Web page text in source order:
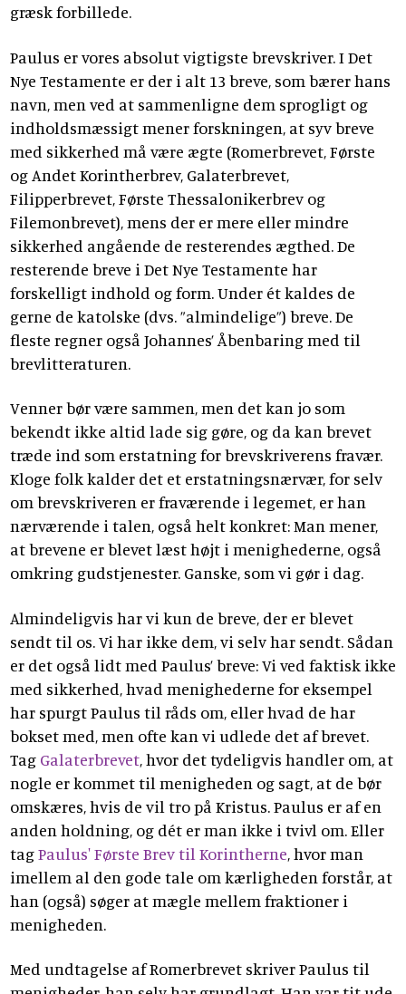
græsk forbillede.
Paulus er vores absolut vigtigste brevskriver. I Det
Nye Testamente er der i alt 13 breve, som bærer hans
navn, men ved at sammenligne dem sprogligt og
indholdsmæssigt mener forskningen, at syv breve
med sikkerhed må være ægte (Romerbrevet, Første
og Andet Korintherbrev, Galaterbrevet,
Filipperbrevet, Første Thessalonikerbrev og
Filemonbrevet), mens der er mere eller mindre
sikkerhed angående de resterendes ægthed. De
resterende breve i Det Nye Testamente har
forskelligt indhold og form. Under ét kaldes de
gerne de katolske (dvs. ”almindelige”) breve. De
fleste regner også Johannes’ Åbenbaring med til
brevlitteraturen.
Venner bør være sammen, men det kan jo som
bekendt ikke altid lade sig gøre, og da kan brevet
træde ind som erstatning for brevskriverens fravær.
Kloge folk kalder det et erstatningsnærvær, for selv
om brevskriveren er fraværende i legemet, er han
nærværende i talen, også helt konkret: Man mener,
at brevene er blevet læst højt i menighederne, også
omkring gudstjenester. Ganske, som vi gør i dag.
Almindeligvis har vi kun de breve, der er blevet
sendt til os. Vi har ikke dem, vi selv har sendt. Sådan
er det også lidt med Paulus’ breve: Vi ved faktisk ikke
med sikkerhed, hvad menighederne for eksempel
har spurgt Paulus til råds om, eller hvad de har
bokset med, men ofte kan vi udlede det af brevet.
Tag Galaterbrevet, hvor det tydeligvis handler om, at
nogle er kommet til menigheden og sagt, at de bør
omskæres, hvis de vil tro på Kristus. Paulus er af en
anden holdning, og dét er man ikke i tvivl om. Eller
tagPaulus' Første Brev til Korintherne, hvor man
imellem al den gode tale om kærligheden forstår, at
han (også) søger at mægle mellem fraktioner i
menigheden.
Med undtagelse af Romerbrevet skriver Paulus til